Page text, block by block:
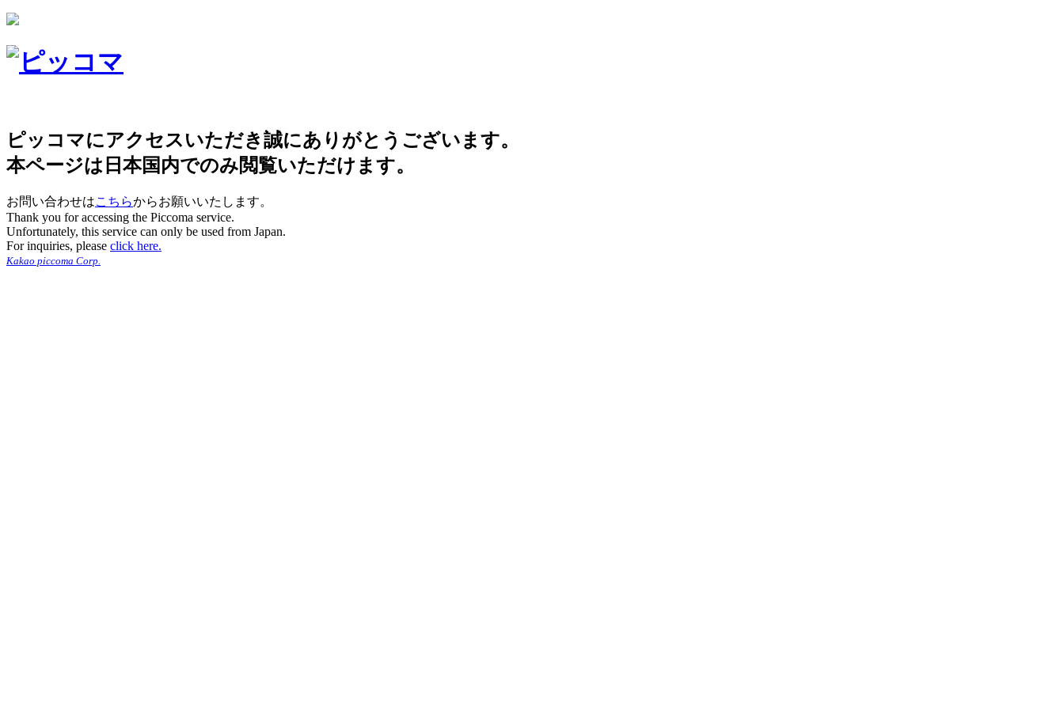
ピッコマにアクセスいただき誠にありがとうございます。
本ページは日本国内でのみ閲覧いただけます。
お問い合わせはこちらからお願いいたします。
Thank you for accessing the Piccoma service.
Unfortunately, this service can only be used from Japan.
For inquiries, please click here.
Kakao piccoma Corp.